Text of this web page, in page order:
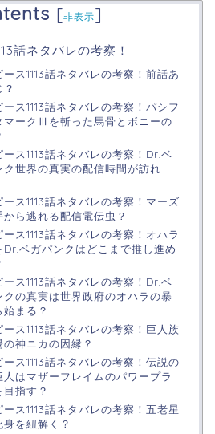
[非表示]
話ネタバレの考察！
ース1113話ネタバレの考察！前話あ
ース1113話ネタバレの考察！パシフ
マークⅢを斬った馬骨とボニーの
ース1113話ネタバレの考察！Dr.ベ
ク世界の真実の配信時間が訪れ
ース1113話ネタバレの考察！マーズ
から逃れる配信電伝虫？
ース1113話ネタバレの考察！オハラ
Dr.ベガパンクはどこまで推し進め
ース1113話ネタバレの考察！Dr.ベ
クの真実は世界政府のオハラの暴
始まる？
ース1113話ネタバレの考察！巨人族
の神ニカの因縁？
ース1113話ネタバレの考察！伝説の
人はマザーフレイムのパワープラ
目指す？
ース1113話ネタバレの考察！五老星
身を紐解く？